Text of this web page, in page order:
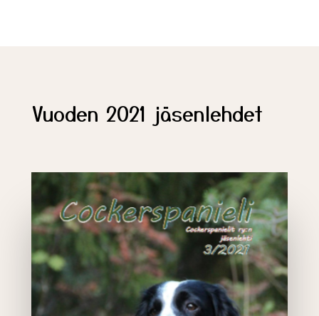
Vuoden 2021 jäsenlehdet